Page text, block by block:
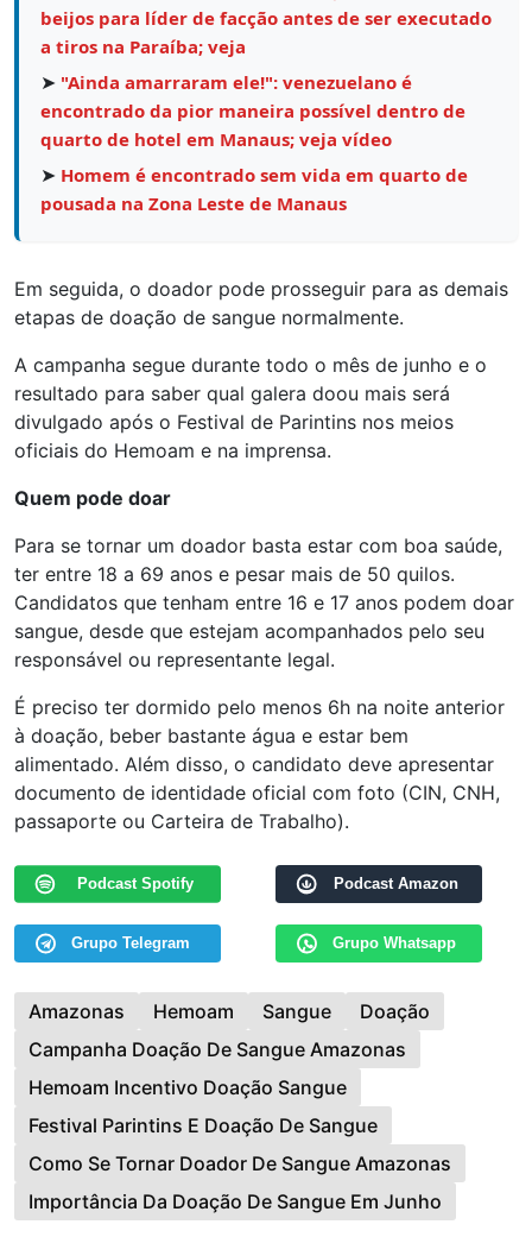
beijos para líder de facção antes de ser executado
a tiros na Paraíba; veja
➤ "Ainda amarraram ele!": venezuelano é
encontrado da pior maneira possível dentro de
quarto de hotel em Manaus; veja vídeo
➤ Homem é encontrado sem vida em quarto de
pousada na Zona Leste de Manaus
Em seguida, o doador pode prosseguir para as demais
etapas de doação de sangue normalmente.
A campanha segue durante todo o mês de junho e o
resultado para saber qual galera doou mais será
divulgado após o Festival de Parintins nos meios
oficiais do Hemoam e na imprensa.
Quem pode doar
Para se tornar um doador basta estar com boa saúde,
ter entre 18 a 69 anos e pesar mais de 50 quilos.
Candidatos que tenham entre 16 e 17 anos podem doar
sangue, desde que estejam acompanhados pelo seu
responsável ou representante legal.
É preciso ter dormido pelo menos 6h na noite anterior
à doação, beber bastante água e estar bem
alimentado. Além disso, o candidato deve apresentar
documento de identidade oficial com foto (CIN, CNH,
passaporte ou Carteira de Trabalho).
Podcast Spotify Podcast Amazon
Grupo Telegram Grupo Whatsapp
Amazonas Hemoam Sangue
Doação
Campanha Doação De Sangue Amazonas
Hemoam Incentivo Doação Sangue
Festival Parintins E Doação De Sangue
Como Se Tornar Doador De Sangue Amazonas
Importância Da Doação De Sangue Em Junho